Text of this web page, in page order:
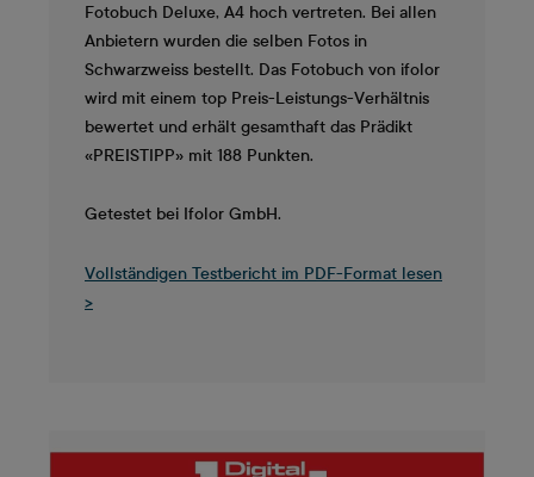
Fotobuch Deluxe, A4 hoch vertreten. Bei allen
Anbietern wurden die selben Fotos in
Schwarzweiss bestellt. Das Fotobuch von ifolor
wird mit einem top Preis-Leistungs-Verhältnis
bewertet und erhält gesamthaft das Prädikt
«PREISTIPP» mit 188 Punkten.
Getestet bei Ifolor GmbH.
Vollständigen Testbericht im PDF-Format lesen
>